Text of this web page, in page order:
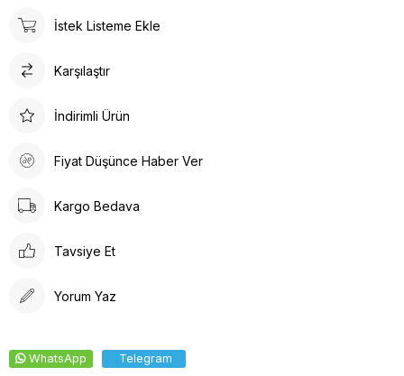
Cerrahi Pantolon, alt forma veya scrubs alt pantolon
sağlar.
hemşireler, doktorlar ve güzellik merkezleri için özel olarak
İstek Listeme Ekle
Karşılaştır
İndirimli Ürün
Fiyat Düşünce Haber Ver
Kargo Bedava
Tavsiye Et
Yorum Yaz
WhatsApp Telegram